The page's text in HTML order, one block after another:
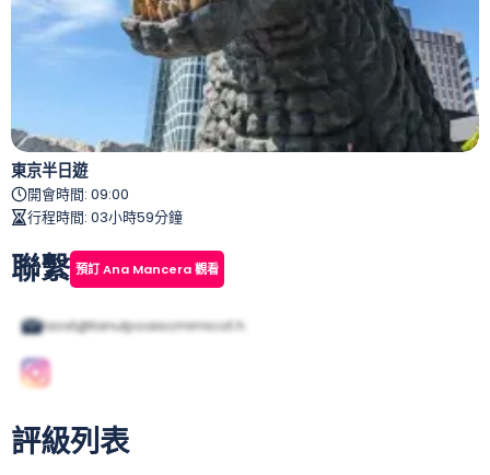
東京半日遊
開會時間: 09:00
行程時間: 03小時59分鐘
聯繫 預訂 Ana Mancera 觀看
laost@tanulpoaiscmimicot.h
評級列表